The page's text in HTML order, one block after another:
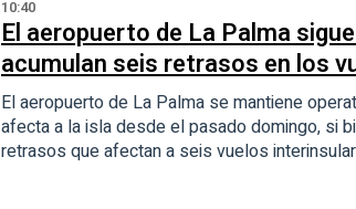
10:40
El aeropuerto de La Palma
acumulan seis retrasos en los
El aeropuerto de La Palma se mantiene
afecta a la isla desde el pasado domingo, si
retrasos que afectan a seis vuelos